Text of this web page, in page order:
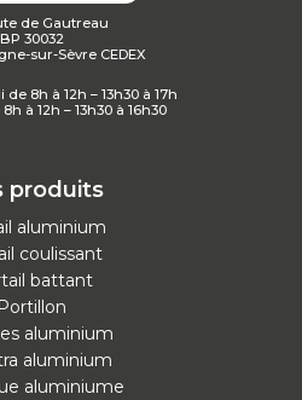
de Gautreau
BP 30032
sur-Sèvre CEDEX
8h à 12h – 13h30 à 17h
à 12h – 13h30 à 16h30
produits
aluminium
coulissant
battant
Portillon
aluminium
aluminium
aluminiume